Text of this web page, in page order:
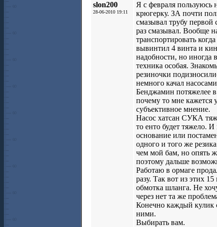
slon200
28-06-2010 19:11
Я с февраля пользуюсь
крюгерку. ЗА почти
смазывал трубу
раз смазывал. Вообще
транспортировать
вывинтил 4 винта и
надобности, но иногда
техника особая.
резиночки
немного качал
Бенджамин потяжелее
почему то мне кажется
субъективное мнение.
Насос хатсан СУКА
то енто будет тяжело.
основание или
одного и того же
чем мой бам, но опять
поэтому дальше
Работаю в ормаге
разу. Так вот из этих
обмотка шланга. Не
через нет та же
Конечно каждый кулик
ними.
Выбирать вам.